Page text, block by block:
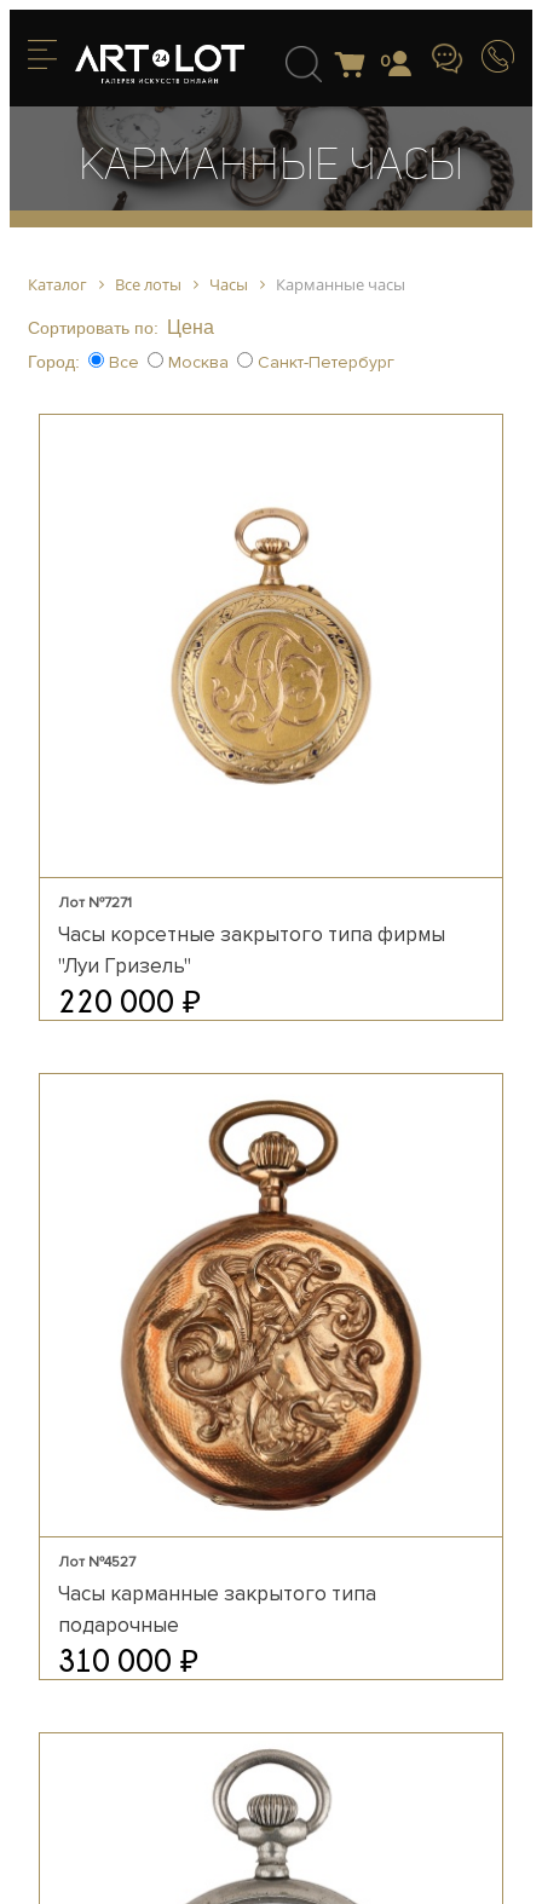
0
Карманные часы
Каталог Все лоты Часы Карманные часы
Сортировать по: Цена
Город: Все Москва Санкт-Петербург
Лот №7271
Часы корсетные закрытого типа фирмы
"Луи Гризель"
220 000 ₽
Лот №4527
Часы карманные закрытого типа
подарочные
310 000 ₽